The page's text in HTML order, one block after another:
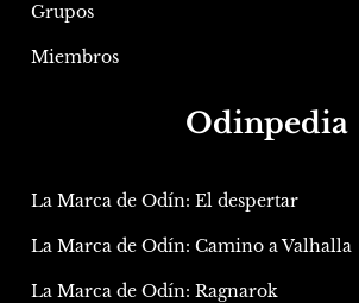
Grupos
Miembros
Odinpedia
La Marca de Odín: El despertar
La Marca de Odín: Camino a Valhalla
La Marca de Odín: Ragnarok